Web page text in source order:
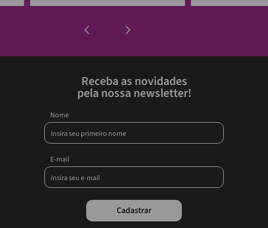
Receba as novidades
pela nossa newsletter!
Nome
E-mail
Cadastrar